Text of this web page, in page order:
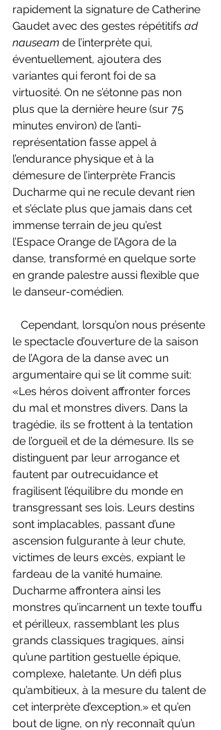
rapidement la signature de Catherine
Gaudet avec des gestes répétitifs ad
nauseam de l’interprète qui,
éventuellement, ajoutera des
variantes qui feront foi de sa
virtuosité. On ne s’étonne pas non
plus que la dernière heure (sur 75
minutes environ) de l’anti-
représentation fasse appel à
l’endurance physique et à la
démesure de l’interprète Francis
Ducharme qui ne recule devant rien
et s’éclate plus que jamais dans cet
immense terrain de jeu qu’est
l’Espace Orange de l’Agora de la
danse, transformé en quelque sorte
en grande palestre aussi flexible que
le danseur-comédien.
le spectacle d’ouverture de la saison
de l’Agora de la danse avec un
argumentaire qui se lit comme suit:
«Les héros doivent affronter forces
du mal et monstres divers. Dans la
tragédie, ils se frottent à la tentation
de l’orgueil et de la démesure. Ils se
distinguent par leur arrogance et
fautent par outrecuidance et
fragilisent l’équilibre du monde en
transgressant ses lois. Leurs destins
sont implacables, passant d’une
ascension fulgurante à leur chute,
victimes de leurs excès, expiant le
fardeau de la vanité humaine.
Ducharme affrontera ainsi les
monstres qu’incarnent un texte touffu
et périlleux, rassemblant les plus
grands classiques tragiques, ainsi
qu’une partition gestuelle épique,
complexe, haletante. Un défi plus
qu’ambitieux, à la mesure du talent de
cet interprète d’exception.» et qu’en
bout de ligne, on n’y reconnaît qu’un